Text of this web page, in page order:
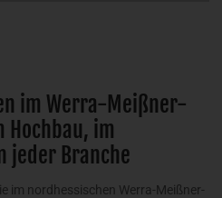
im Werra-Meißner-
Hochbau, im
jeder Branche
im nordhessischen Werra-Meißner-